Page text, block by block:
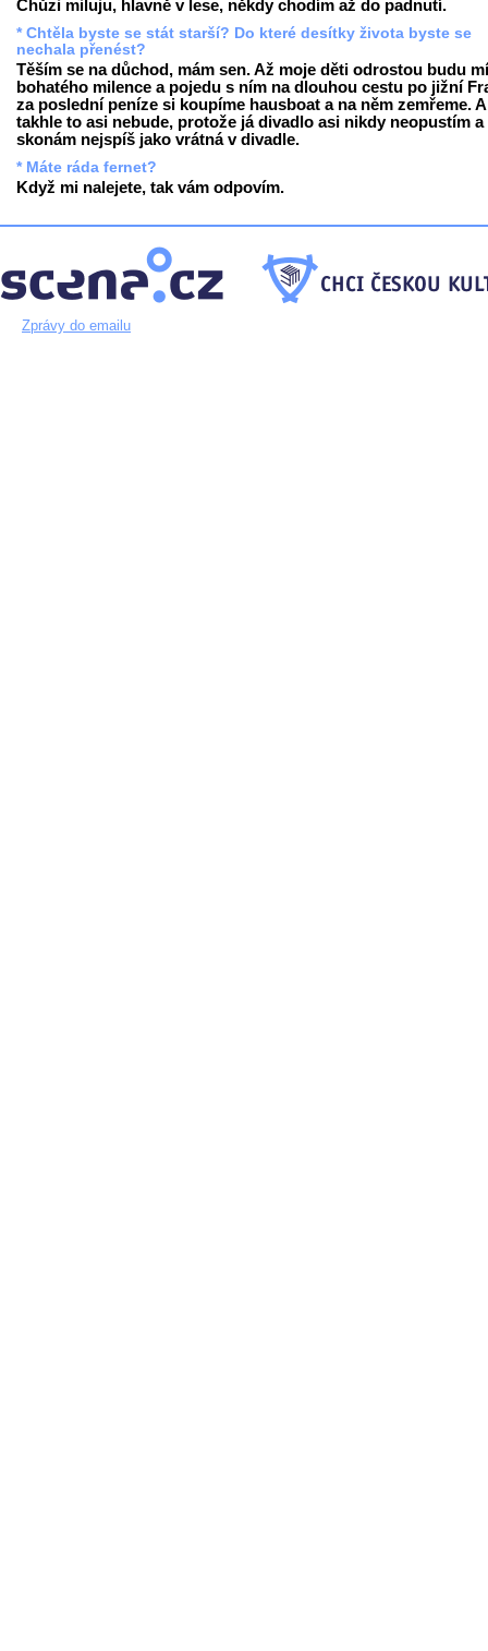
Chůzi miluju, hlavně v lese, někdy chodím až do padnutí.
* Chtěla byste se stát starší? Do které desítky života byste se
nechala přenést?
Těším se na důchod, mám sen. Až moje děti odrostou budu
bohatého milence a pojedu s ním na dlouhou cestu po jižní
za poslední peníze si koupíme hausboat a na něm zemřeme.
takhle to asi nebude, protože já divadlo asi nikdy neopustím a
skonám nejspíš jako vrátná v divadle.
* Máte ráda fernet?
Když mi nalejete, tak vám odpovím.
Zprávy do emailu